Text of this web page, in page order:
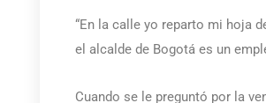
“En la calle yo reparto mi hoja
el alcalde de Bogotá es un
Cuando se le preguntó por la